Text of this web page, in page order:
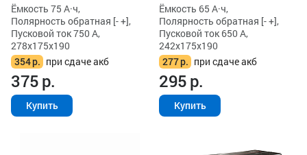
Ёмкость 75 А·ч,
Полярность обратная [- +],
Пусковой ток 750 А,
278x175x190
354р. при сдаче акб
375р.
Купить
Ёмкость 65 А·ч,
Полярность обратная [- +],
Пусковой ток 650 А,
242x175x190
277р. при сдаче акб
295р.
Купить